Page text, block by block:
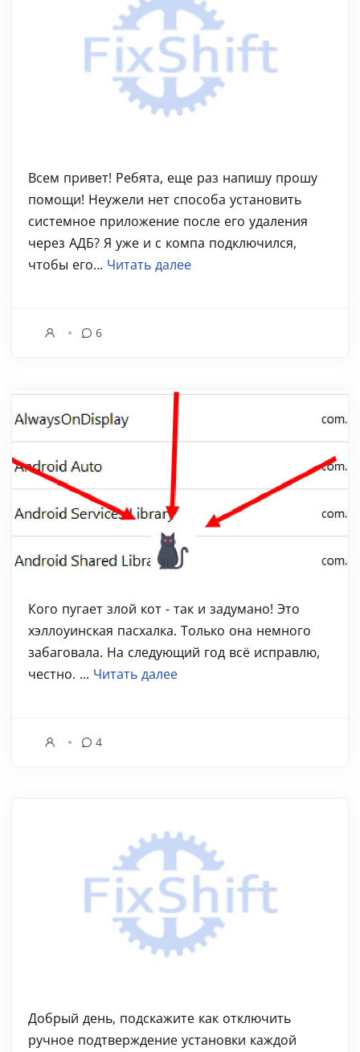
Всем привет! Ребята, еще раз напишу прошу
помощи! Неужели нет способа установить
системное приложение после его удаления
через АДБ? Я уже и с компа подключился,
чтобы его... Читать далее
6
Кого пугает злой кот - так и задумано! Это
хэллоуинская пасхалка. Только она немного
забаговала. На следующий год всё исправлю,
честно. ... Читать далее
4
Добрый день, подскажите как отключить
ручное подтверждение установки каждой